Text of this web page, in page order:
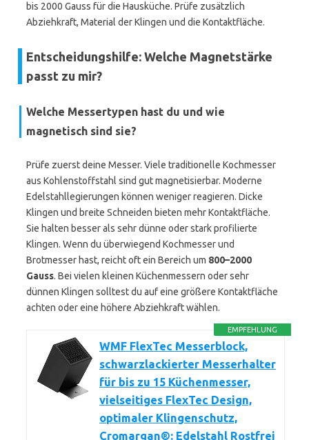
bis 2000 Gauss für die Hausküche. Prüfe zusätzlich
Abziehkraft, Material der Klingen und die Kontaktfläche.
Entscheidungshilfe: Welche Magnetstärke
passt zu mir?
Welche Messertypen hast du und wie
magnetisch sind sie?
Prüfe zuerst deine Messer. Viele traditionelle Kochmesser
aus Kohlenstoffstahl sind gut magnetisierbar. Moderne
Edelstahllegierungen können weniger reagieren. Dicke
Klingen und breite Schneiden bieten mehr Kontaktfläche.
Sie halten besser als sehr dünne oder stark profilierte
Klingen. Wenn du überwiegend Kochmesser und
Brotmesser hast, reicht oft ein Bereich um 800–2000
Gauss. Bei vielen kleinen Küchenmessern oder sehr
dünnen Klingen solltest du auf eine größere Kontaktfläche
achten oder eine höhere Abziehkraft wählen.
EMPFEHLUNG
WMF FlexTec Messerblock,
schwarzlackierter Messerhalter
für bis zu 15 Küchenmesser,
vielseitiges FlexTec Design,
optimaler Klingenschutz,
Cromargan®: Edelstahl Rostfrei